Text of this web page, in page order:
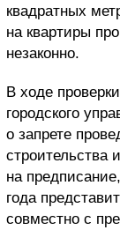
квадратных
на квартиры
незаконно.
В ходе
городского
о запрете
строительства
на
года
совместно с